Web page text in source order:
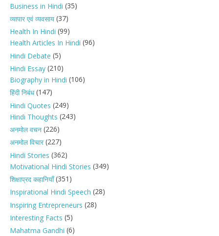
Business in Hindi (35)
व्यापार एवं व्यवसाय (37)
Health In Hindi (99)
Health Articles In Hindi (96)
Hindi Debate (5)
Hindi Essay (210)
Biography in Hindi (106)
हिंदी निबंध(147)
Hindi Quotes (249)
Hindi Thoughts (243)
अनमोल वचन (226)
अनमोल विचार(227)
Hindi Stories (362)
Motivational Hindi Stories (349)
शिक्षाप्रद कहानियाँ(351)
Inspirational Hindi Speech (28)
Inspiring Entrepreneurs (28)
Interesting Facts (5)
Mahatma Gandhi (6)